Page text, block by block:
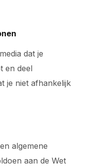
dat je
en deel
je niet afhankelijk
algemene
aan de Wet